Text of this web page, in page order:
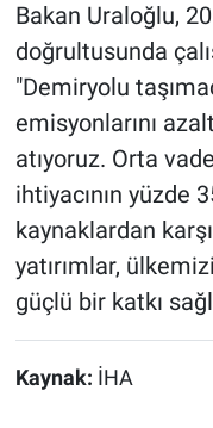
Bakan Uraloğlu,
doğrultusunda
"Demiryolu
emisyonlarını
atıyoruz. Orta
ihtiyacının yüzde
kaynaklardan
yatırımlar,
güçlü bir katkı
Kaynak: İHA